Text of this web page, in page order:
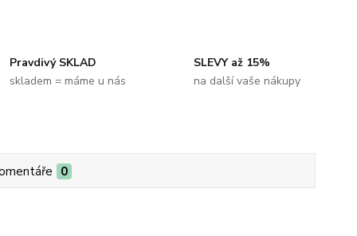
Pravdivý SKLAD
skladem = máme u nás
SLEVY až 15%
na další vaše nákupy
0